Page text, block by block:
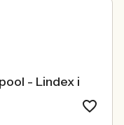
- Lindex i